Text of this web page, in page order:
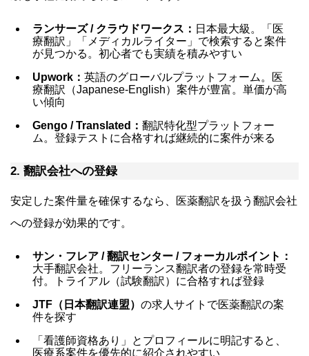
ランサーズ / クラウドワークス： 日本最大級。「医
療翻訳」「メディカルライター」で検索すると案件
が見つかる。初心者でも実績を積みやすい
Upwork： 英語のグローバルプラットフォーム。医
療翻訳（Japanese-English）案件が豊富。単価が高
い傾向
Gengo / Translated： 翻訳特化型プラットフォー
ム。登録テストに合格すれば継続的に案件が来る
2. 翻訳会社への登録
安定した案件量を確保するなら、医薬翻訳を扱う翻訳会社
への登録が効果的です。
サン・フレア / 翻訳センター / フォーカルポイント：
大手翻訳会社。フリーランス翻訳者の登録を常時受
付。トライアル（試験翻訳）に合格すれば登録
JTF（日本翻訳連盟） の求人サイトで医薬翻訳の案
件を探す
「看護師資格あり」とプロフィールに明記すると、
医療系案件を優先的に紹介されやすい